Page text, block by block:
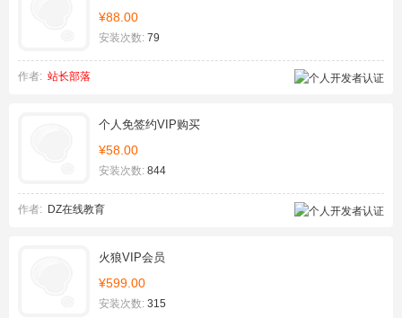
¥88.00
安装次数: 79
作者: 站长部落
个人免签约VIP购买
¥58.00
安装次数: 844
作者: DZ在线教育
火狼VIP会员
¥599.00
安装次数: 315